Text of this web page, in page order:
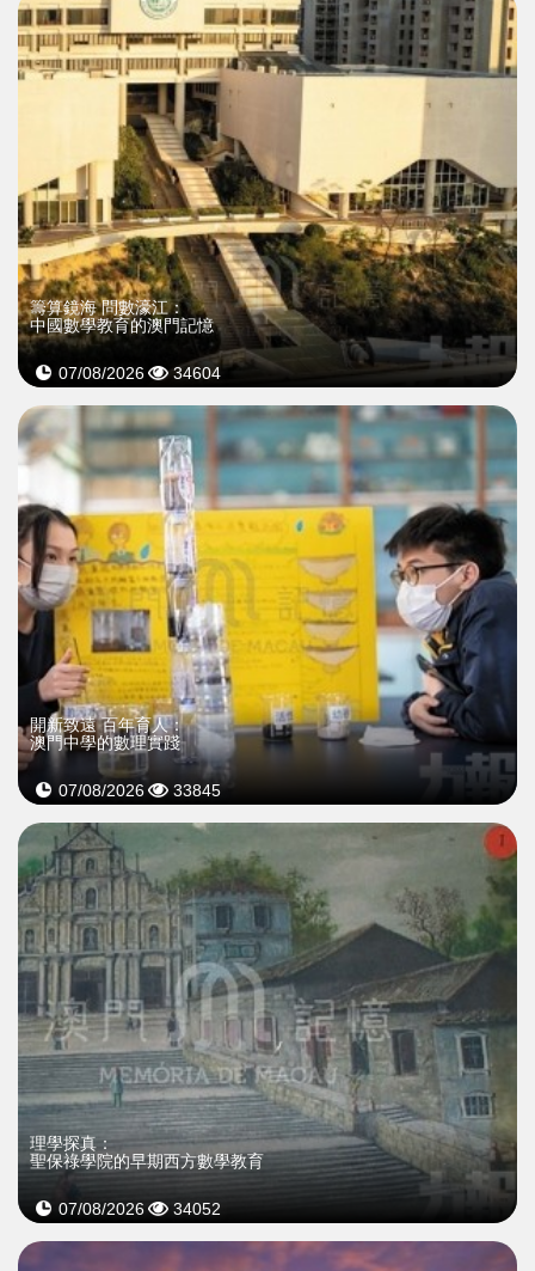
籌算鏡海 問數濠江：
中國數學教育的澳門記憶
07/08/2026 34604
開新致遠 百年育人：
澳門中學的數理實踐
07/08/2026 33845
理學探真：
聖保祿學院的早期西方數學教育
07/08/2026 34052